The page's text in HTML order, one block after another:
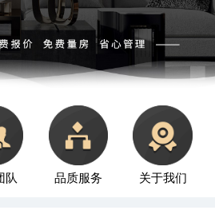
队 品质服务 关于我们